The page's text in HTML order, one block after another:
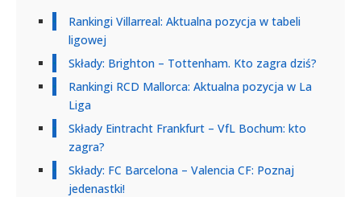
Rankingi Villarreal: Aktualna pozycja w tabeli
ligowej
Składy: Brighton – Tottenham. Kto zagra dziś?
Rankingi RCD Mallorca: Aktualna pozycja w La
Liga
Składy Eintracht Frankfurt – VfL Bochum: kto
zagra?
Składy: FC Barcelona – Valencia CF: Poznaj
jedenastki!